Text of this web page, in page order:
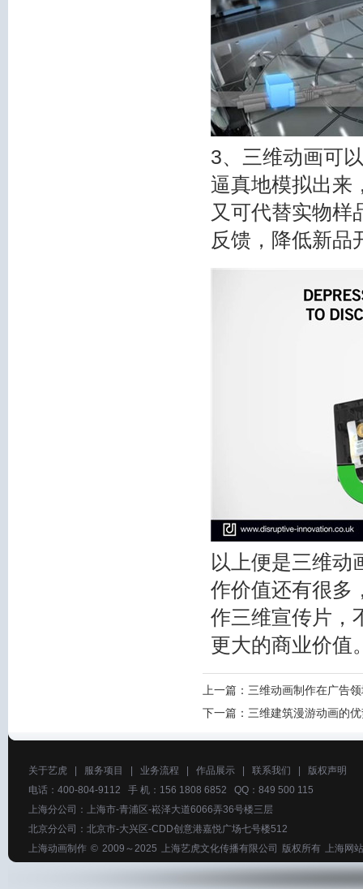
3、三维动画可
逼真地模拟出来
又可代替实物样
反馈，降低新品
以上便是三维动
作价值还有很多
作三维宣传片，
更大的商业价值
上一篇： 三维动画制作在广告
下一篇： 三维建筑漫游动画的
关于艺虎 服务项目 业务流程 作品展示 联系我们
版权声明
电话：400-804-9112 手 机：156 1808 6852 QQ：849 500 115
上海分公司：上海市-青浦区-崧泽大道6066弄36号楼三层
北京分公司：北京市-大兴区-CDD创意港嘉悦广场七号楼512
上海动画制作 © 2009～2025 上海艺虎文化传播有限公司 版权所有 上海网